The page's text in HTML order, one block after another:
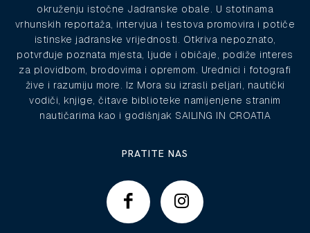
okruženju istočne Jadranske obale. U stotinama
vrhunskih reportaža, intervjua i testova promovira i potiče
istinske jadranske vrijednosti. Otkriva nepoznato,
potvrđuje poznata mjesta, ljude i običaje, podiže interes
za plovidbom, brodovima i opremom. Urednici i fotografi
žive i razumiju more. Iz Mora su izrasli peljari, nautički
vodiči, knjige, čitave biblioteke namijenjene stranim
nautičarima kao i godišnjak SAILING IN CROATIA
PRATITE NAS